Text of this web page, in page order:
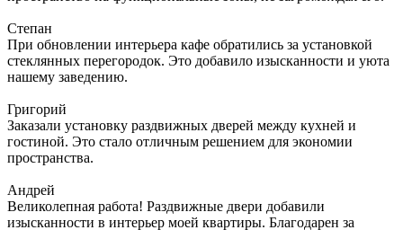
Степан
При обновлении интерьера кафе обратились за установкой
стеклянных перегородок. Это добавило изысканности и уюта
нашему заведению.
Григорий
Заказали установку раздвижных дверей между кухней и
гостиной. Это стало отличным решением для экономии
пространства.
Андрей
Великолепная работа! Раздвижные двери добавили
изысканности в интерьер моей квартиры. Благодарен за